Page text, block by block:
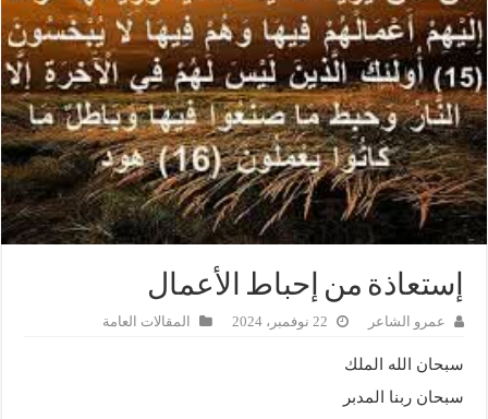
إستعاذة من إحباط الأعمال
عمرو الشاعر 22 نوفمبر، 2024 المقالات العامة
سبحان الله الملك
سبحان ربنا المدبر